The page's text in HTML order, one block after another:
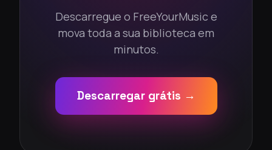
Descarregue o FreeYourMusic e
mova toda a sua biblioteca em
minutos.
Descarregar grátis →